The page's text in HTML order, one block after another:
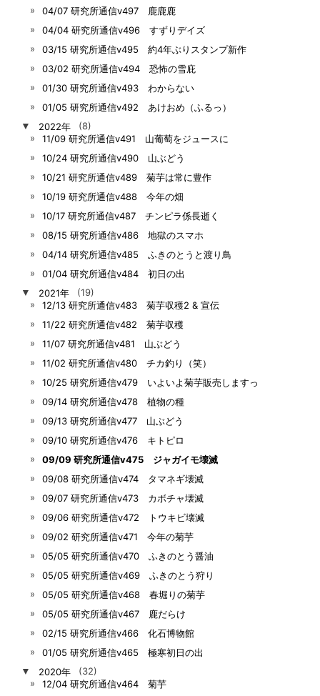
04/07 研究所通信v497 鹿鹿鹿
04/04 研究所通信v496 すずりデイズ
03/15 研究所通信v495 約4年ぶりスタンプ新作
03/02 研究所通信v494 恐怖の雪庇
01/30 研究所通信v493 わからない
01/05 研究所通信v492 あけおめ（ふるっ）
▼
2022年
(8)
11/09 研究所通信v491 山葡萄をジュースに
10/24 研究所通信v490 山ぶどう
10/21 研究所通信v489 菊芋は常に豊作
10/19 研究所通信v488 今年の畑
10/17 研究所通信v487 チンピラ係長逝く
08/15 研究所通信v486 地獄のスマホ
04/14 研究所通信v485 ふきのとうと渡り鳥
01/04 研究所通信v484 初日の出
▼
2021年
(19)
12/13 研究所通信v483 菊芋収穫2 & 宣伝
11/22 研究所通信v482 菊芋収穫
11/07 研究所通信v481 山ぶどう
11/02 研究所通信v480 チカ釣り（笑）
10/25 研究所通信v479 いよいよ菊芋販売しますっ
09/14 研究所通信v478 植物の種
09/13 研究所通信v477 山ぶどう
09/10 研究所通信v476 キトピロ
09/09 研究所通信v475 ジャガイモ壊滅
09/08 研究所通信v474 タマネギ壊滅
09/07 研究所通信v473 カボチャ壊滅
09/06 研究所通信v472 トウキビ壊滅
09/02 研究所通信v471 今年の菊芋
05/05 研究所通信v470 ふきのとう醤油
05/05 研究所通信v469 ふきのとう狩り
05/05 研究所通信v468 春堀りの菊芋
05/05 研究所通信v467 鹿だらけ
02/15 研究所通信v466 化石博物館
01/05 研究所通信v465 極寒初日の出
▼
2020年
(32)
12/04 研究所通信v464 菊芋